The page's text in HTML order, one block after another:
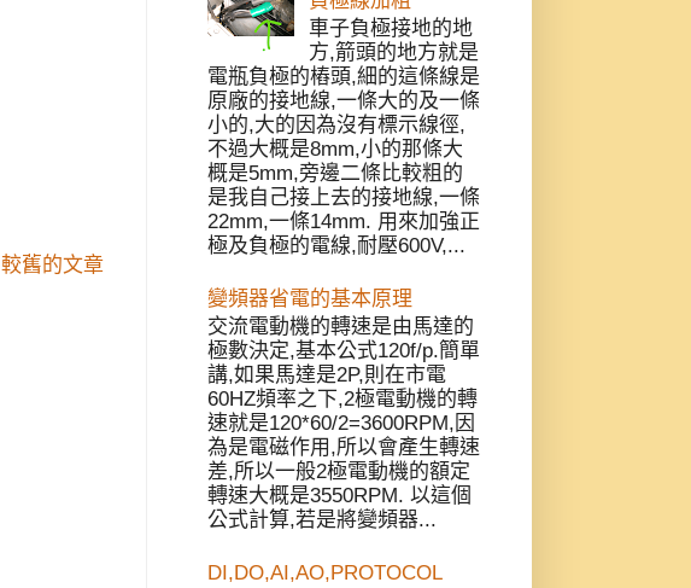
較舊的文章
車子負極接地的地
方,箭頭的地方就是
電瓶負極的樁頭,細的這條線是
原廠的接地線,一條大的及一條
小的,大的因為沒有標示線徑,
不過大概是8mm,小的那條大
概是5mm,旁邊二條比較粗的
是我自己接上去的接地線,一條
22mm,一條14mm. 用來加強正
極及負極的電線,耐壓600V,...
變頻器省電的基本原理
交流電動機的轉速是由馬達的
極數決定,基本公式120f/p.簡單
講,如果馬達是2P,則在市電
60HZ頻率之下,2極電動機的轉
速就是120*60/2=3600RPM,因
為是電磁作用,所以會產生轉速
差,所以一般2極電動機的額定
轉速大概是3550RPM. 以這個
公式計算,若是將變頻器...
DI,DO,AI,AO,PROTOCOL